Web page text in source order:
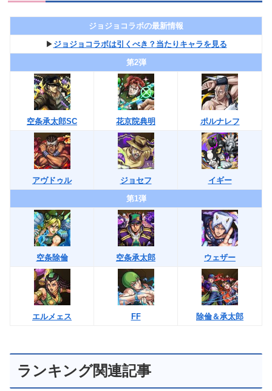
ジョジョコラボの最新情報
▶︎ ジョジョコラボは引くべき？当たりキャラを見る
第2弾
空条承太郎SC 花京院典明 ポルナレフ
アヴドゥル ジョセフ
イギー
第1弾
空条除倫 空条承太郎 ウェザー
エルメェス FF 除倫＆承太郎
ランキング関連記事